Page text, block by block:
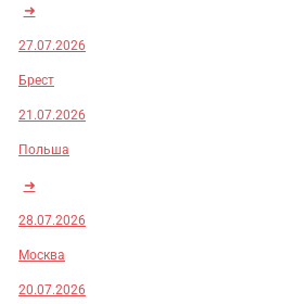
➜
27.07.2026
Брест
21.07.2026
Польша
➜
28.07.2026
Москва
20.07.2026